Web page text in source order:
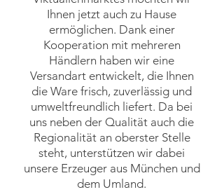
Ihnen jetzt auch zu Hause
ermöglichen. Dank einer
Kooperation mit mehreren
Händlern haben wir eine
Versandart entwickelt, die Ihnen
die Ware frisch, zuverlässig und
umweltfreundlich liefert. Da bei
uns neben der Qualität auch die
Regionalität an oberster Stelle
steht, unterstützen wir dabei
unsere Erzeuger aus München und
dem Umland.